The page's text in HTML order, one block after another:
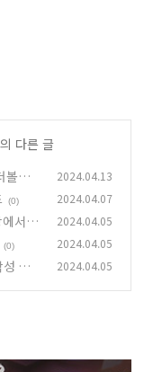
다른 글
볼트
2024.04.13
(0) 2024.04.07
서 촬
2024.04.05
(0) 2024.04.05
반
2024.04.05